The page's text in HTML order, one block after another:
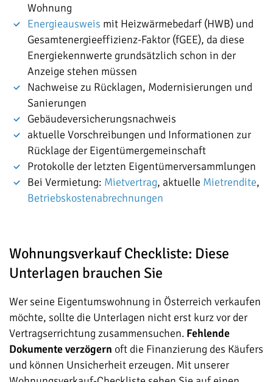
Wohnung
Energieausweis mit Heizwärmebedarf (HWB) und
Gesamtenergieeffizienz-Faktor (fGEE), da diese
Energiekennwerte grundsätzlich schon in der
Anzeige stehen müssen
Nachweise zu Rücklagen, Modernisierungen und
Sanierungen
Gebäudeversicherungsnachweis
aktuelle Vorschreibungen und Informationen zur
Rücklage der Eigentümergemeinschaft
Protokolle der letzten Eigentümerversammlungen
Bei Vermietung: Mietvertrag, aktuelle Mietrendite,
Betriebskostenabrechnungen
Wohnungsverkauf Checkliste: Diese
Unterlagen brauchen Sie
Wer seine Eigentumswohnung in Österreich verkaufen
möchte, sollte die Unterlagen nicht erst kurz vor der
Vertragserrichtung zusammensuchen. Fehlende
Dokumente verzögern oft die Finanzierung des Käufers
und können Unsicherheit erzeugen. Mit unserer